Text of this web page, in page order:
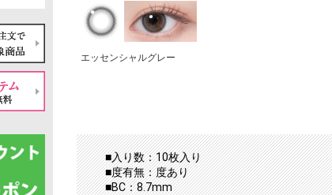
エッセンシャルグレー
■入り数：10枚入り
■度有無：度あり
■BC：8.7mm